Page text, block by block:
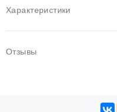
Характеристики
Отзывы